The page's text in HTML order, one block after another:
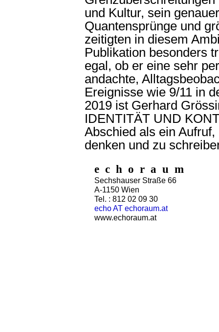
und Kultur, sein
Quantensprünge und
zeitigten in diesem
Publikation besonders
egal, ob er eine sehr
andachte,
Ereignisse wie 9/11 in
2019 ist Gerhard
IDENTITÄT UND
Abschied als ein
denken und zu
e c h o r a u m
Sechshauser Straße 66
A-1150 Wien
Tel. : 812 02 09 30
echo AT echoraum.at
www.echoraum.at